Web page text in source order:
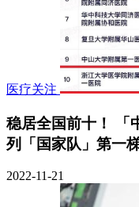
医疗关注
稳居全国前十！ 「
列「国家队」第一
2022-11-21